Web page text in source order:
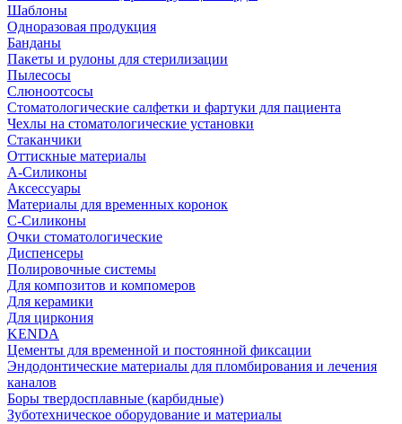
Шаблоны
Одноразовая продукция
Банданы
Пакеты и рулоны для стерилизации
Пылесосы
Слюноотсосы
Стоматологические салфетки и фартуки для пациента
Чехлы на стоматологические установки
Стаканчики
Оттискные материалы
А-Силиконы
Аксессуары
Материалы для временных коронок
С-Силиконы
Очки стоматологические
Диспенсеры
Полировочные системы
Для композитов и компомеров
Для керамики
Для циркония
KENDA
Цементы для временной и постоянной фиксации
Эндодонтические материалы для пломбирования и лечения
каналов
Боры твердосплавные (карбидные)
Зуботехническое оборудование и материалы